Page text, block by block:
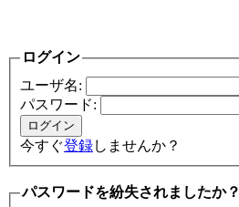
ログイン
ユーザ名:
パスワード:
今すぐ登録しませんか？
パスワードを紛失されましたか？